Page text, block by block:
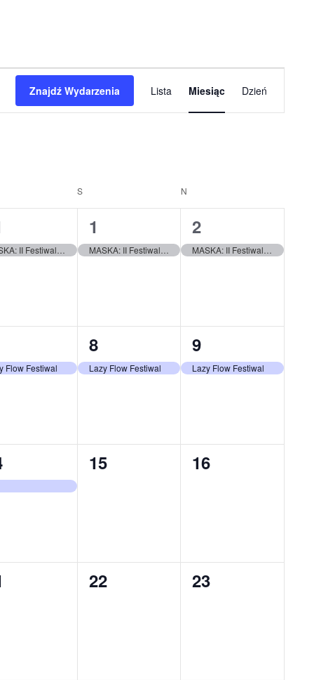
Znajdź Wydarzenia
Widoki
nawigacja
Lista Miesiąc Dzień
S N
MASKA: II Festiwal Teatrów Ulicznych
1
wydarzenie,
1
MASKA: II Festiwal Teatrów Ulicznych
1
wydarzenie,
2
MASKA: II Festiwal Teatrów Ulicznych
Flow Festiwal
1
wydarzenie,
8
Lazy Flow Festiwal
1
wydarzenie,
9
Lazy Flow Festiwal
0
15
0
16
0
22
0
23